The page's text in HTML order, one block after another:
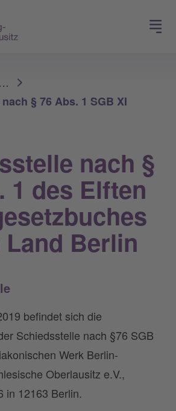
…
§ 76 Abs. 1 SGB XI
nach §
1 des Elften
Berlin
befindet sich die
Schiedsstelle nach §76 SGB
Werk Berlin-
Oberlausitz e.V.,
in 12163 Berlin.